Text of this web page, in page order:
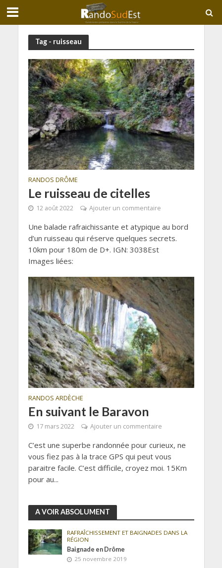
Tag - ruisseau
RANDOS DRÔME
Le ruisseau de citelles
12 août 2022 Ajouter un commentaire
Une balade rafraichissante et atypique au bord
d’un ruisseau qui réserve quelques secrets.
10km pour 180m de D+. IGN: 3038Est
Images liées:
RANDOS ARDÈCHE
En suivant le Baravon
17 mars 2022 Ajouter un commentaire
C’est une superbe randonnée pour curieux, ne
vous fiez pas à la trace GPS qui peut vous
paraitre facile. C’est difficile, croyez moi. 15Km
pour au...
A VOIR ABSOLUMENT
RAFRAÎCHISSEMENT ET BAIGNADES DANS LA
RÉGION
Baignade en Drôme
25 novembre 2019